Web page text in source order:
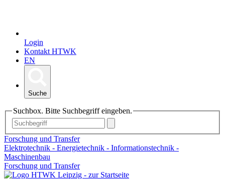
Login
Kontakt HTWK
EN
Suche
Suchbox. Bitte Suchbegriff eingeben.
Forschung und Transfer
Elektrotechnik - Energietechnik - Informationstechnik -
Maschinenbau
Forschung und Transfer